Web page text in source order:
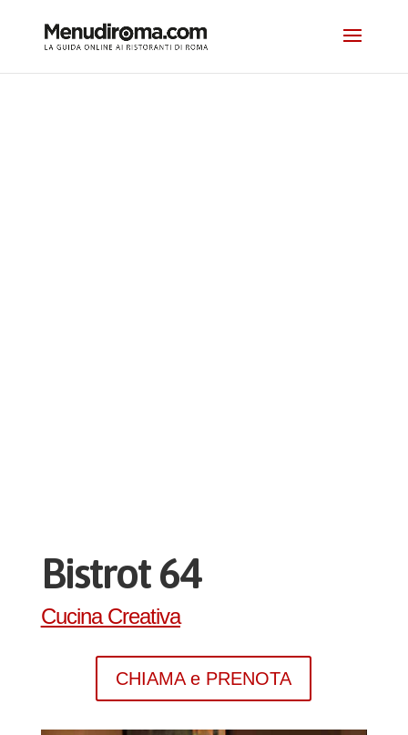
Bistrot 64
Cucina Creativa
CHIAMA e PRENOTA